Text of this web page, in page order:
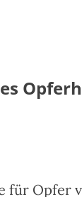
für Opfer